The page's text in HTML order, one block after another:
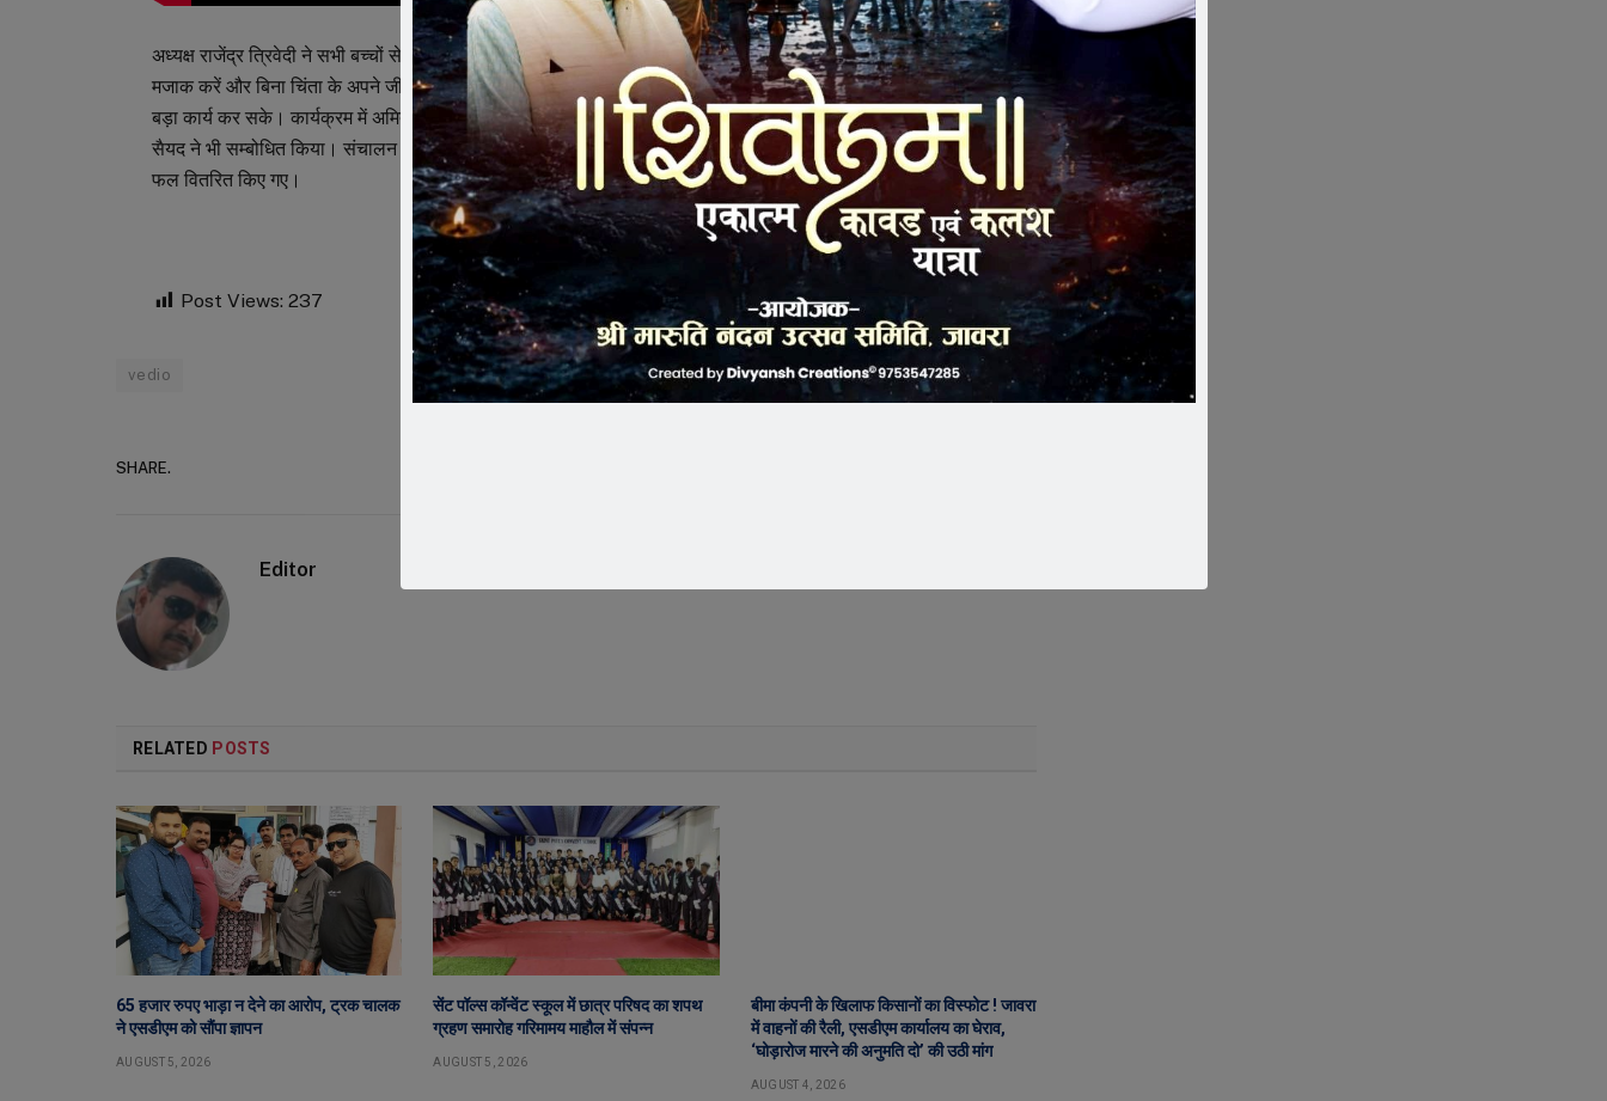
अध्यक्ष राजेंद्र त्रिवेदी ने सभी बच्चों से आह्वान किया कि बच्चे अपने माता-पिता के साथ खुलकर बातें करें दोस्तों के बीच खूब हंसी
मजाक करें और बिना चिंता के अपने जीवन मैं खुशहाली से रहे वह मानसिक रूप से तो स्वस्थ होंगे ही निश्चित रूप से आगे वह बड़ा से
बड़ा कार्य कर सके। कार्यक्रम में अमित पाटीदार, प्रधानाचार्य धर्मेंद्र शर्मा, यामिनी सोनी, सुशीला बैरागी, बरखा श्रीवास्तव, शहाना
सैयद ने भी सम्बोधित किया। संचालन लोकेश पांडे ने किया। आभार यामिनी सोनी ने माना। छात्र-छात्राओं को पाठय सामग्री एवं
फल वितरित किए गए।
Post Views: 237
vedio
SHARE.
Editor
RELATED POSTS
65 हजार रुपए भाड़ा न देने का आरोप, ट्रक चालक
ने एसडीएम को सौंपा ज्ञापन
AUGUST 5, 2026
सेंट पॉल्स कॉन्वेंट स्कूल में छात्र परिषद का शपथ
ग्रहण समारोह गरिमामय माहौल में संपन्न
AUGUST 5, 2026
बीमा कंपनी के खिलाफ किसानों का विस्फोट ! जावरा
में वाहनों की रैली, एसडीएम कार्यालय का घेराव,
‘घोड़ारोज मारने की अनुमति दो’ की उठी मांग
AUGUST 4, 2026